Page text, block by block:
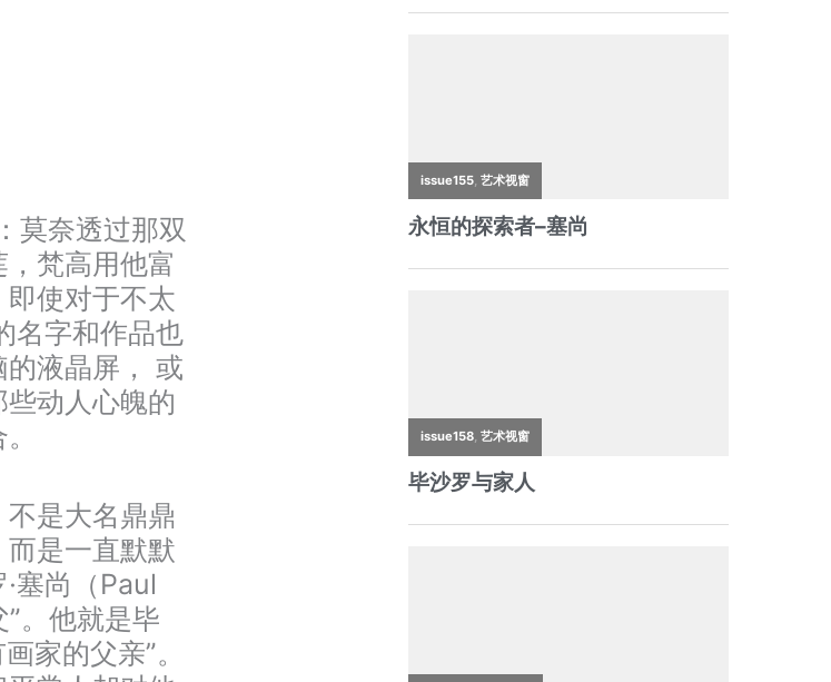
莫奈透过那双
梵高用他富
使对于不太
名字和作品也
液晶屏， 或
动人心魄的
是大名鼎鼎
是一直默默
塞尚（Paul
。他就是毕
家的父亲”。